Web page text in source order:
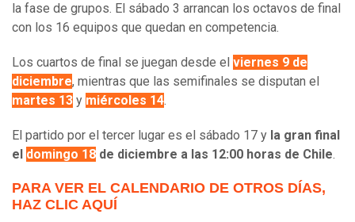
la fase de grupos. El sábado 3 arrancan los octavos de final
con los 16 equipos que quedan en competencia.
Los cuartos de final se juegan desde el viernes 9 de
diciembre, mientras que las semifinales se disputan el
martes 13 y miércoles 14.
El partido por el tercer lugar es el sábado 17 y la gran final
el domingo 18 de diciembre a las 12:00 horas de Chile.
PARA VER EL CALENDARIO DE OTROS DÍAS,
HAZ CLIC AQUÍ